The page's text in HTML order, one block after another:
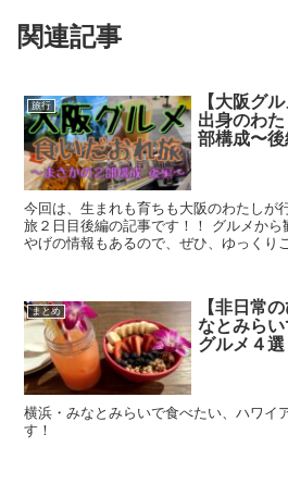
関連記事
旅行
【大阪グ
出身のわ
部構成〜
今回は、生まれも育ちも大阪のわたしが
旅２日目後編の記事です！！ グルメか
やげの情報もあるので、ぜひ、ゆっくり
まとめ
【非日常
なとみら
グルメ４選
横浜・みなとみらいで食べたい、ハワイ
す！